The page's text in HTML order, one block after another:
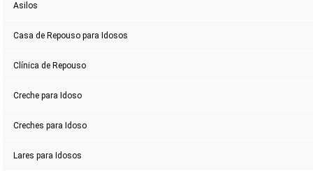
Asilos
Casa de Repouso para Idosos
Clínica de Repouso
Creche para Idoso
Creches para Idoso
Lares para Idosos